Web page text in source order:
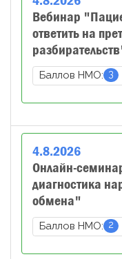
Вебинар
ответить на
Баллов НМО: 3
4.8.2026
Онлайн-
диагностика
обмена"
Баллов НМО: 2